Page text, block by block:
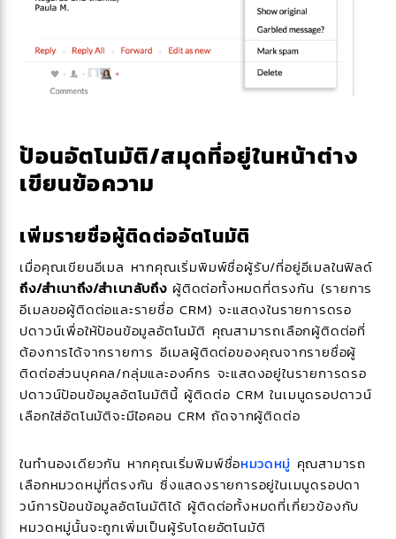
ป้อนอัตโนมัติ/สมุดที่อยู่ในหน้าต่าง
เขียนข้อความ
เพิ่มรายชื่อผู้ติดต่ออัตโนมัติ
เมื่อคุณเขียนอีเมล หากคุณเริ่มพิมพ์ชื่อผู้รับ/ที่อยู่อีเมลในฟิลด์
ถึง/สำเนาถึง/สำเนาลับถึงผู้ติดต่อทั้งหมดที่ตรงกัน (รายการ
อีเมลขอผู้ติดต่อและรายชื่อ CRM) จะแสดงในรายการดรอ
ปดาวน์เพื่อให้ป้อนข้อมูลอัตโนมัติ คุณสามารถเลือกผู้ติดต่อที่
ต้องการได้จากรายการ อีเมลผู้ติดต่อของคุณจากรายชื่อผู้
ติดต่อส่วนบุคคล/กลุ่มและองค์กร จะแสดงอยู่ในรายการดรอ
ปดาวน์ป้อนข้อมูลอัตโนมัตินี้ ผู้ติดต่อ CRM ในเมนูดรอปดาวน์
เลือกใส่อัตโนมัติจะมีไอคอน CRM ถัดจากผู้ติดต่อ
ในทำนองเดียวกัน หากคุณเริ่มพิมพ์ชื่อหมวดหมู่ คุณสามารถ
เลือกหมวดหมู่ที่ตรงกัน ซึ่งแสดงรายการอยู่ในเมนูดรอปดา
วน์การป้อนข้อมูลอัตโนมัติได้ ผู้ติดต่อทั้งหมดที่เกี่ยวข้องกับ
หมวดหมู่นั้นจะถูกเพิ่มเป็นผู้รับโดยอัตโนมัติ